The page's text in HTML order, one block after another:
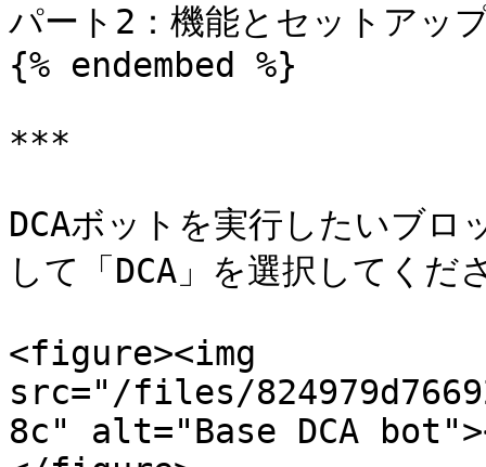
パート2：機能とセットアッ
{% endembed %}
***
DCAボットを実行したいブ
して「DCA」を選択してくだ
<figure><img
src="/files/
8c" alt="Base DCA